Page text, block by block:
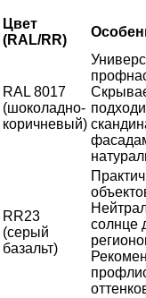
Цвет
(RAL/RR)
RAL 8017
(шоколадно-
коричневый)
RR23
(серый
базальт)
солнце